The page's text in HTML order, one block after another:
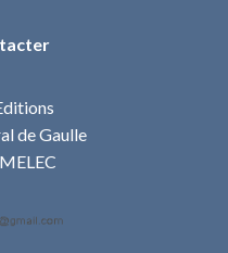
de Gaulle